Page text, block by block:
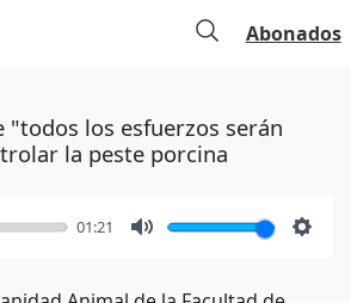
Abonados
"todos los esfuerzos serán
la peste porcina
01:21